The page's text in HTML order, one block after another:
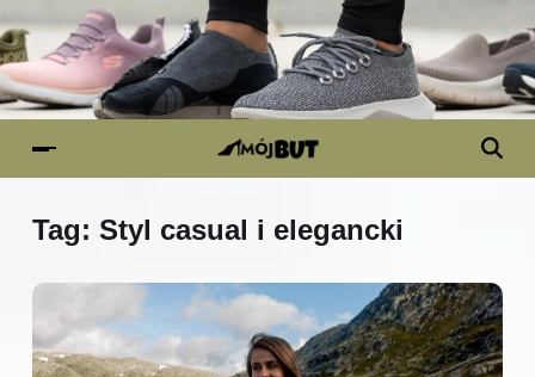
Tag: Styl casual i elegancki